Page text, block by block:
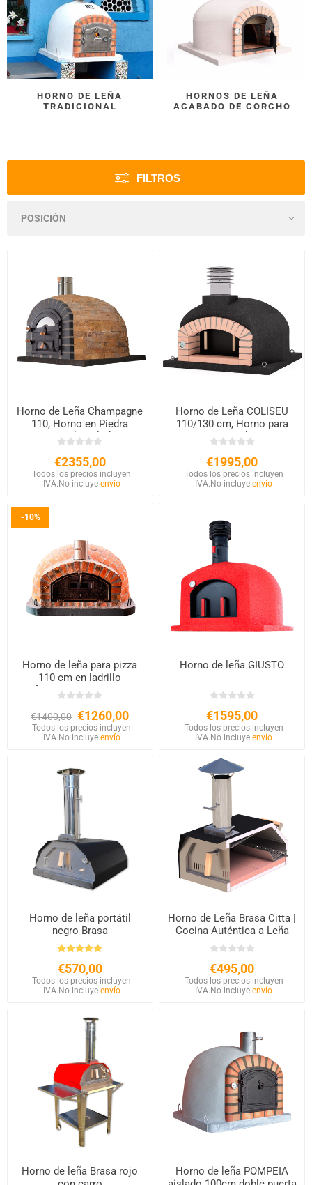
HORNO DE LEÑA
TRADICIONAL
HORNOS DE LEÑA
ACABADO DE CORCHO
FILTROS
Horno de Leña Champagne
110, Horno en Piedra
Natural, Aislado
€2355,00
Todos los precios incluyen
IVA. No incluye envío
Horno de Leña COLISEU
110/130 cm, Horno para
Exterior con Chimenea
€1995,00
Todos los precios incluyen
IVA. No incluyeenvío
-10%
Horno de leña para pizza
110 cm en ladrillo
refractario para exterior
€1400,00 €1260,00
Todos los precios incluyen
IVA.No incluye envío
Horno de leña GIUSTO
€1595,00
Todos los precios incluyen
IVA.No incluyeenvío
Horno de leña portátil
negro Brasa
€570,00
Todos los precios incluyen
IVA. No incluye envío
Horno de Leña Brasa Citta |
Cocina Auténtica a Leña
€495,00
Todos los precios incluyen
IVA. No incluyeenvío
Horno de leña Brasa rojo
Horno de leña POMPEIA